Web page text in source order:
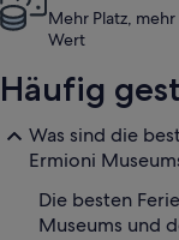
Mehr Platz,
Wert
Häufig
Was sind die
Ermioni
Die besten
Museums und